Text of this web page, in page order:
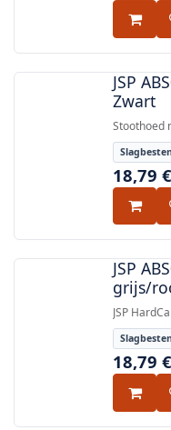
JSP
Zwart
Stoothoed
EN
18,79 €
JSP
grijs/
JSP
HDPE-
voering,
18,79 €